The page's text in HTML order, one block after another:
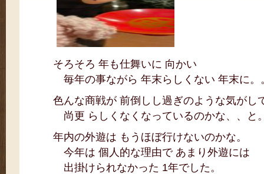
そろそろ 年も仕舞いに 向かい
毎年の事ながら 年末らしくない 年末に。
色んな商戦が 前倒しし過ぎのような気がし
尚更 らしくなくなっているのかな、、と
年内の外遊は もうほぼ行けないのかな。
今年は 個人的な理由で あまり外遊には
出掛けられなかった 1年でした。